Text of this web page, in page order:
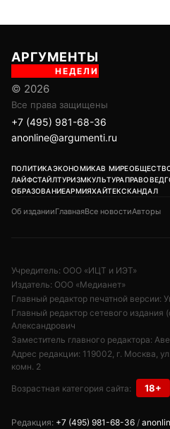
АРГУМЕНТЫ
НЕДЕЛИ
© 2026
Все права защищены
+7 (495) 981-68-36
anonline@argumenti.ru
ПОЛИТИКАЭКОНОМИКАВ МИРЕ
ЛАЙФСТАЙЛТУРИЗМКУЛЬТУРАПРАВОВЕД
ОБРАЗОВАНИЕАРМИЯХАЙТЕКСКАНДАЛ
Об изданииГлавнаяВсе новостиАвторы
Учредитель: ООО «ИЦТ и ИЭТ»
Издатель: ООО «Медианет»
Главный редактор печатной версии:
Главный редактор сетевого издания
Александрович
Заместитель главного редактора:
Адрес редакции: 119002, г. Москва,
комн. 2
Возрастная категория сайта: 18+
Редакция: +7 (495) 981-68-36 /